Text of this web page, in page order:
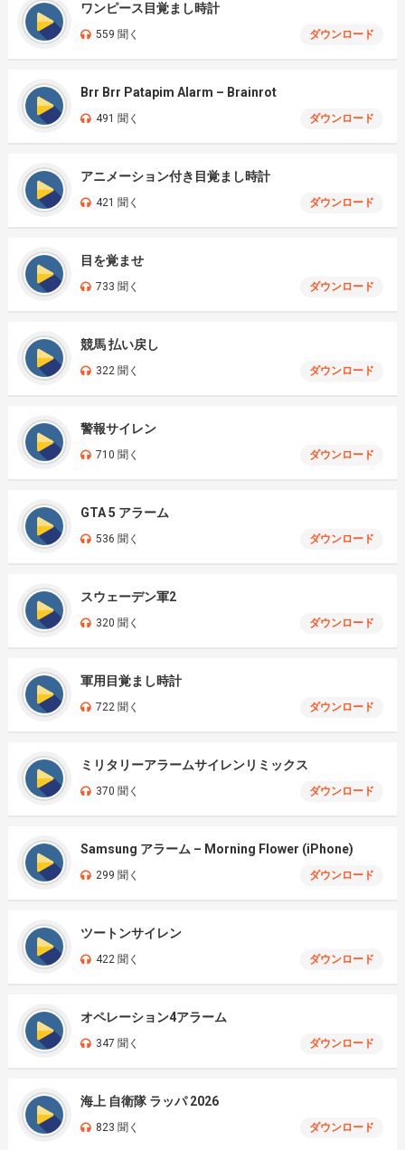
ワンピース目覚まし時計
559 聞く ダウンロード
Brr Brr Patapim Alarm – Brainrot
491 聞く ダウンロード
アニメーション付き目覚まし時計
421 聞く ダウンロード
目を覚ませ
733 聞く ダウンロード
競馬 払い戻し
322 聞く ダウンロード
警報サイレン
710 聞く ダウンロード
GTA 5 アラーム
536 聞く ダウンロード
スウェーデン軍2
320 聞く ダウンロード
軍用目覚まし時計
722 聞く ダウンロード
ミリタリーアラームサイレンリミックス
370 聞く ダウンロード
Samsung アラーム – Morning Flower (iPhone)
299 聞く ダウンロード
ツートンサイレン
422 聞く ダウンロード
オペレーション4アラーム
347 聞く ダウンロード
海上 自衛隊 ラッパ 2026
823 聞く ダウンロード